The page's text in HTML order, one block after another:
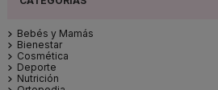
Bebés y Mamás
Bienestar
Cosmética
Deporte
Nutrición